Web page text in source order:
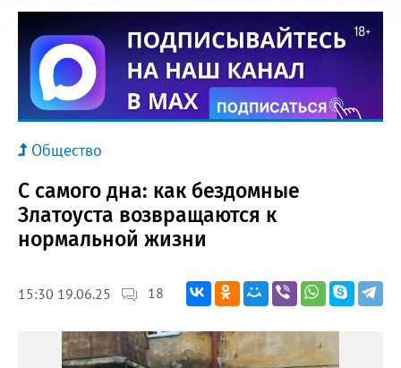
Общество
С самого дна: как бездомные
Златоуста возвращаются к
нормальной жизни
15:30 19.06.25 18